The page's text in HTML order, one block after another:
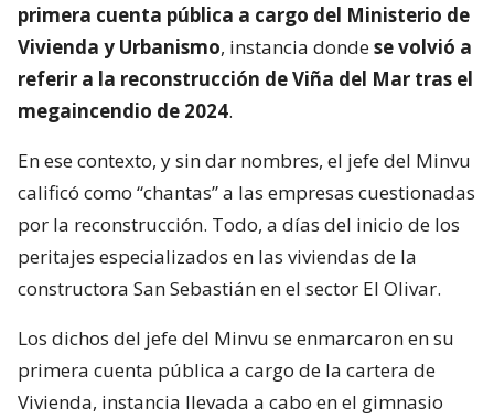
primera cuenta pública a cargo del Ministerio de
Vivienda y Urbanismo, instancia dondese volvió a
referir a la reconstrucción de Viña del Mar tras el
megaincendio de 2024.
En ese contexto, y sin dar nombres, el jefe del Minvu
calificó como “chantas” a las empresas cuestionadas
por la reconstrucción. Todo, a días del inicio de los
peritajes especializados en las viviendas de la
constructora San Sebastián en el sector El Olivar.
Los dichos del jefe del Minvu se enmarcaron en su
primera cuenta pública a cargo de la cartera de
Vivienda, instancia llevada a cabo en el gimnasio